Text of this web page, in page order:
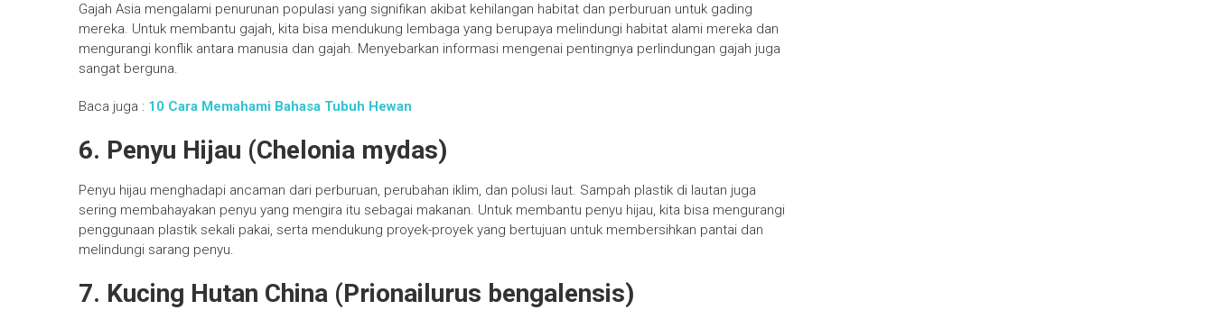
Gajah Asia mengalami penurunan populasi yang signifikan akibat kehilangan habitat dan perburuan untuk gading
mereka. Untuk membantu gajah, kita bisa mendukung lembaga yang berupaya melindungi habitat alami mereka dan
mengurangi konflik antara manusia dan gajah. Menyebarkan informasi mengenai pentingnya perlindungan gajah juga
sangat berguna.
Baca juga : 10 Cara Memahami Bahasa Tubuh Hewan
6. Penyu Hijau (Chelonia mydas)
Penyu hijau menghadapi ancaman dari perburuan, perubahan iklim, dan polusi laut. Sampah plastik di lautan juga
sering membahayakan penyu yang mengira itu sebagai makanan. Untuk membantu penyu hijau, kita bisa mengurangi
penggunaan plastik sekali pakai, serta mendukung proyek-proyek yang bertujuan untuk membersihkan pantai dan
melindungi sarang penyu.
7. Kucing Hutan China (Prionailurus bengalensis)